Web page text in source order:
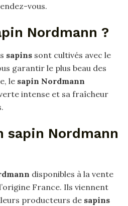
vous.
Nordmann ?
sapins sont cultivés avec le
garantir le plus beau des
le sapin Nordmann
intense et sa fraîcheur
sapin Nordmann
disponibles à la vente
France. Ils viennent
producteurs de sapins